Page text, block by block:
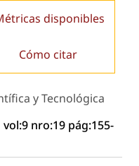
disponibles
Cómo citar
y Tecnológica
nro:19 pág:155-